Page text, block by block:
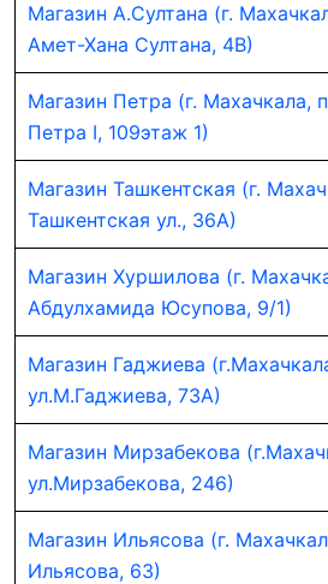
Магазин А.Султана (г.
Амет-Хана Султана, 4В)
Магазин Петра (г. Махачкала,
Петра I, 109этаж 1)
Магазин Ташкентская (г.
Ташкентская ул., 36А)
Магазин Хуршилова (г.
Абдулхамида Юсупова, 9/1)
Магазин Гаджиева
ул.М.Гаджиева, 73А)
Магазин Мирзабекова
ул.Мирзабекова, 246)
Магазин Ильясова (г.
Ильясова, 63)